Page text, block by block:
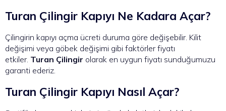
Turan Çilingir Kapıyı Ne Kadara Açar?
Çilingirin kapıyı açma ücreti duruma göre değişebilir. Kilit
değişimi veya göbek değişimi gibi faktörler fiyatı
etkiler. Turan Çilingir olarak en uygun fiyatı sunduğumuzu
garanti ederiz.
Turan Çilingir Kapıyı Nasıl Açar?